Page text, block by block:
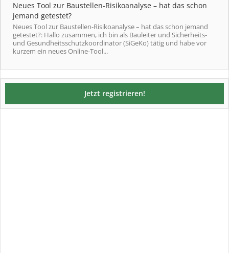
Neues Tool zur Baustellen-Risikoanalyse – hat das schon
jemand getestet?
Neues Tool zur Baustellen-Risikoanalyse – hat das schon jemand
getestet?: Hallo zusammen, ich bin als Bauleiter und Sicherheits-
und Gesundheitsschutzkoordinator (SiGeKo) tätig und habe vor
kurzem ein neues Online-Tool...
Jetzt registrieren!